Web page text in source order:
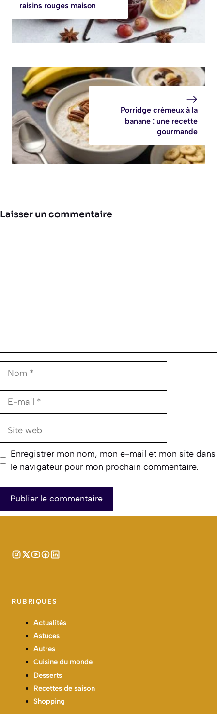
raisins rouges maison
Porridge crémeux à la
banane : une recette
gourmande
Laisser un commentaire
Nom
E-
Site
Enregistrer mon nom, mon e-mail et mon site dans
le navigateur pour mon prochain commentaire.
RUBRIQUES
Actualités
Astuces
Autres
Cuisine du monde
Desserts
Recettes de saison
Shopping